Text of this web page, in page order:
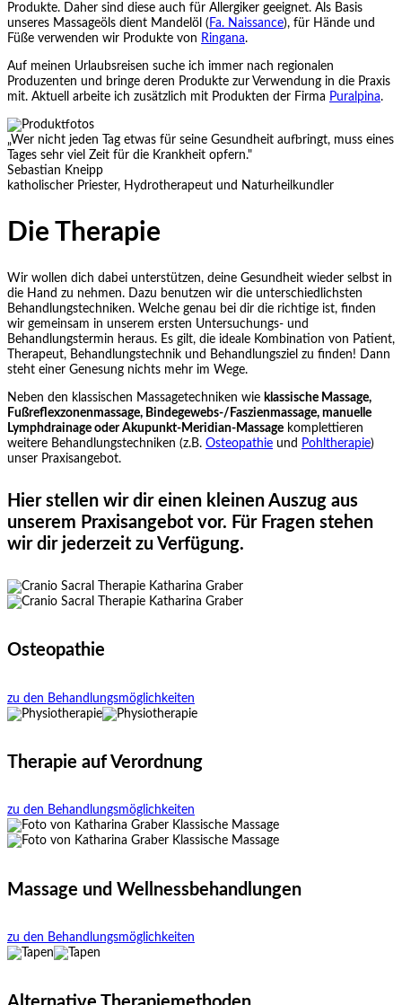
Produkte. Daher sind diese auch für Allergiker geeignet. Als Basis
unseres Massageöls dient Mandelöl ( Fa. Naissance), für Hände und
Füße verwenden wir Produkte von Ringana.
Auf meinen Urlaubsreisen suche ich immer nach regionalen
Produzenten und bringe deren Produkte zur Verwendung in die Praxis
mit. Aktuell arbeite ich zusätzlich mit Produkten der Firma Puralpina.
„Wer nicht jeden Tag etwas für seine Gesundheit aufbringt, muss eines
Tages sehr viel Zeit für die Krankheit opfern."
Sebastian Kneipp
katholischer Priester, Hydrotherapeut und Naturheilkundler
Die Therapie
Wir wollen dich dabei unterstützen, deine Gesundheit wieder selbst in
die Hand zu nehmen. Dazu benutzen wir die unterschiedlichsten
Behandlungstechniken. Welche genau bei dir die richtige ist, finden
wir gemeinsam in unserem ersten Untersuchungs- und
Behandlungstermin heraus. Es gilt, die ideale Kombination von Patient,
Therapeut, Behandlungstechnik und Behandlungsziel zu finden! Dann
steht einer Genesung nichts mehr im Wege.
Neben den klassischen Massagetechniken wie klassische Massage,
Fußreflexzonenmassage, Bindegewebs-/Faszienmassage, manuelle
Lymphdrainage oder Akupunkt-Meridian-Massage komplettieren
weitere Behandlungstechniken (z.B. Osteopathie und Pohltherapie)
unser Praxisangebot.
Hier stellen wir dir einen kleinen Auszug aus
unserem Praxisangebot vor. Für Fragen stehen
wir dir jederzeit zu Verfügung.
Osteopathie
zu den Behandlungsmöglichkeiten
Therapie auf Verordnung
zu den Behandlungsmöglichkeiten
Massage und Wellnessbehandlungen
zu den Behandlungsmöglichkeiten